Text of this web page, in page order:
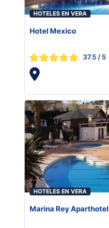
HOTELES EN VERA
Hotel Mexico
37.5 / 5
HOTELES EN VERA
Marina Rey Aparthotel